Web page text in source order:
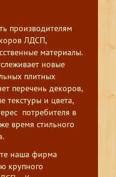
производителям
ЛДСП,
материалы.
новые
плитных
перечень декоров,
текстуры и цвета,
потребителя в
время стильного
наша фирма
крупного